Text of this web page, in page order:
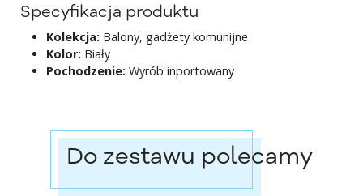
Specyfikacja produktu
Kolekcja: Balony, gadżety komunijne
Kolor: Biały
Pochodzenie: Wyrób inportowany
Do zestawu polecamy